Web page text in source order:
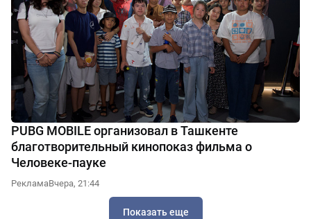
PUBG MOBILE организовал в Ташкенте
благотворительный кинопоказ фильма о
Человеке-пауке
РекламаВчера, 21:44
Показать еще